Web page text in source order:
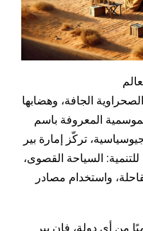
الجافة، وهضابها
المعروفة باسم
تركّز إمارة بير
السياحة القصوى،
واستخدام مصادر
من أي دولة، فإن بير